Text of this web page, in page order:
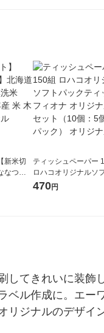
新米切
つぼ
和7年産
ル
ティッシュペーパー
ロハコオリジナルソフ
ックティッシュ フィ
470円
してきれいに装飾
ベル作成に。エー
リジナルのデザイ